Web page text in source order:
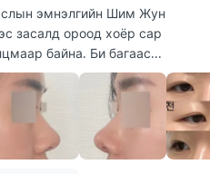
эмнэлгийн Шим Жун
засалд ороод хоёр сар
байна. Би багаас...